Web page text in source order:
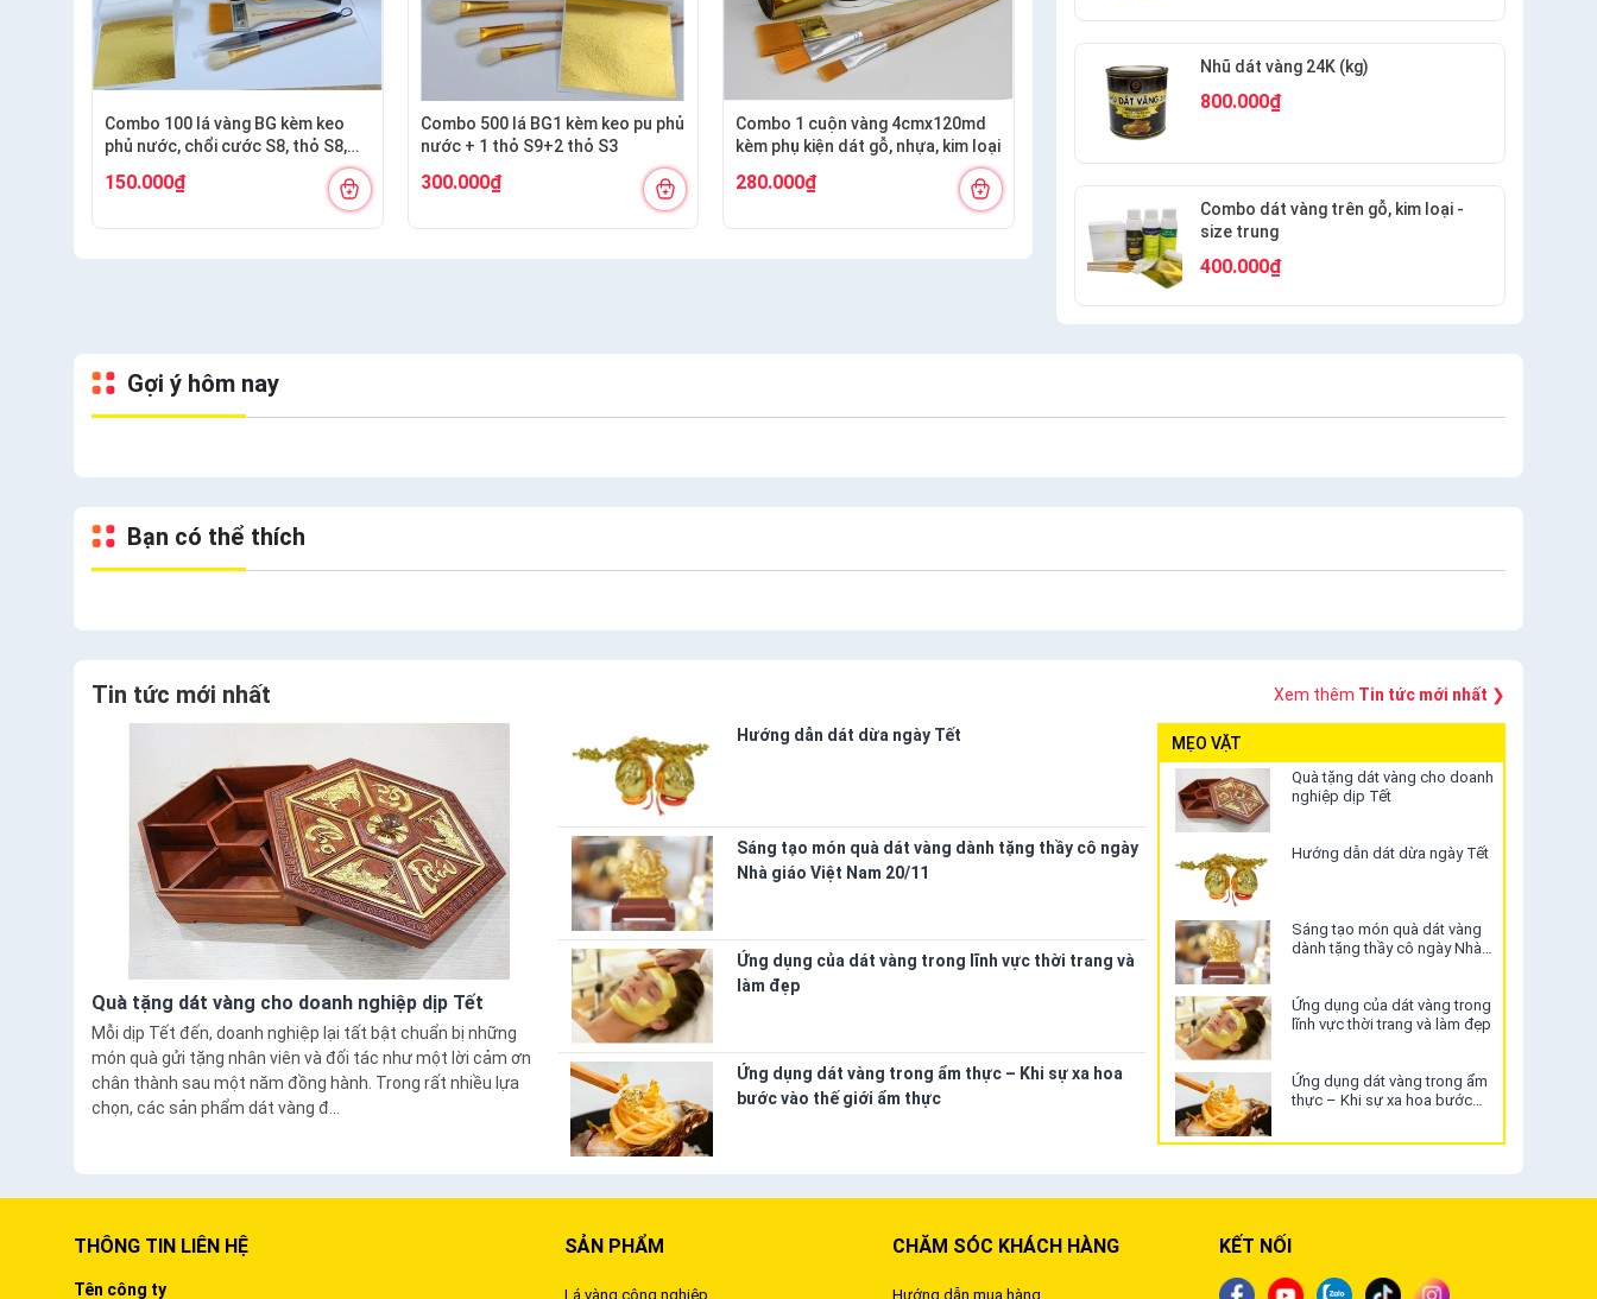
Combo 100 lá vàng BG kèm keo
phủ nước, chổi cước S8, thỏ S8,
150.000₫
Combo 500 lá BG1 kèm keo pu phủ
nước + 1 thỏ S9+2 thỏ S3
300.000₫
Combo 1 cuộn vàng 4cmx120md
kèm phụ kiện dát gỗ, nhựa, kim loại
280.000₫
Nhũ dát vàng 24K (kg)
800.000₫
Combo dát vàng trên gỗ, kim loại -
size trung
400.000₫
Gợi ý hôm nay
Bạn có thể thích
Tin tức mới nhất Xem thêm Tin tức mới nhất ❯
Quà tặng dát vàng cho doanh nghiệp dịp Tết
Mỗi dịp Tết đến, doanh nghiệp lại tất bật chuẩn bị những
món quà gửi tặng nhân viên và đối tác như một lời cảm ơn
chân thành sau một năm đồng hành. Trong rất nhiều lựa
chọn, các sản phẩm dát vàng đ...
Hướng dẫn dát dừa ngày Tết
Sáng tạo món quà dát vàng dành tặng thầy cô ngày
Nhà giáo Việt Nam 20/11
Ứng dụng của dát vàng trong lĩnh vực thời trang và
làm đẹp
Ứng dụng dát vàng trong ẩm thực – Khi sự xa hoa
bước vào thế giới ẩm thực
MẸO VẶT
Quà tặng dát vàng cho doanh
nghiệp dịp Tết
Hướng dẫn dát dừa ngày Tết
Sáng tạo món quà dát vàng
dành tặng thầy cô ngày Nhà
Ứng dụng của dát vàng trong
lĩnh vực thời trang và làm đẹp
Ứng dụng dát vàng trong ẩm
thực – Khi sự xa hoa bước
THÔNG TIN LIÊN HỆ
Tên công ty
SẢN PHẨM
Lá vàng công nghiệp
CHĂM SÓC KHÁCH HÀNG
Hướng dẫn mua hàng
KẾT NỐI